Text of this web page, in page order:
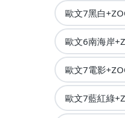
歐文7黑白
歐文6南海岸
歐文7電影
歐文7藍紅綠